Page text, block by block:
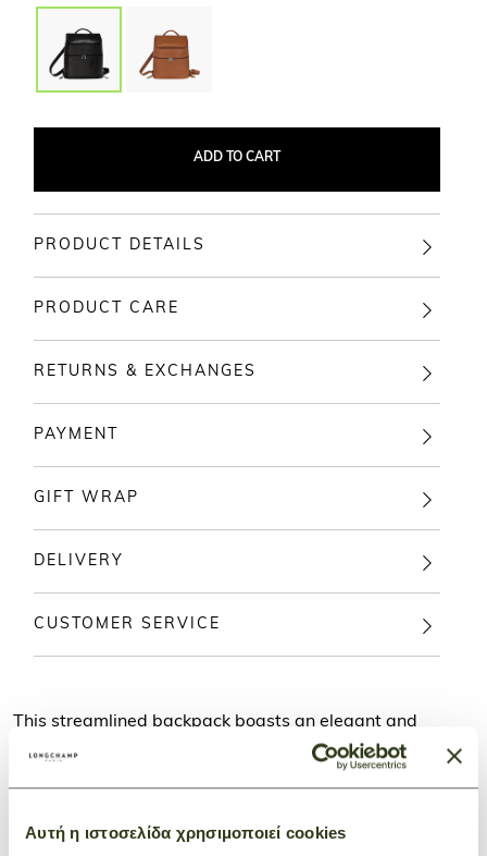
Αυτή η ιστοσελίδα χρησιμοποιεί cookies
ADD TO CART
PRODUCT DETAILS
PRODUCT CARE
RETURNS & EXCHANGES
PAYMENT
GIFT WRAP
DELIVERY
CUSTOMER SERVICE
This streamlined backpack boasts an elegant and
casual look. It has many well-organised inner
FOULONNÉ is characterized by its grain. The line